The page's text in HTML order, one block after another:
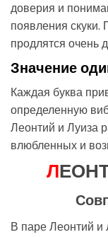
доверия и
появления
продлятся очень
Значение
Каждая буква
определенную
Леонтий и Луиза
влюбленных и
Л
В паре Леонтий и